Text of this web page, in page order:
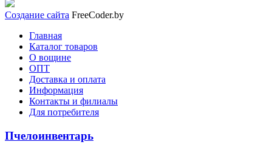
Создание сайта FreeCoder.by
Главная
Каталог товаров
О вощине
ОПТ
Доставка и оплата
Информация
Контакты и филиалы
Для потребителя
Пчелоинвентарь